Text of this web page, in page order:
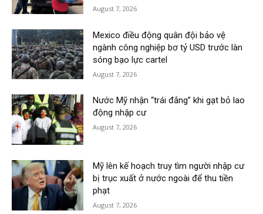
August 7, 2026
Mexico điều động quân đội bảo vệ
ngành công nghiệp bơ tỷ USD trước làn
sóng bạo lực cartel
August 7, 2026
Nước Mỹ nhận “trái đắng” khi gạt bỏ lao
động nhập cư
August 7, 2026
Mỹ lên kế hoạch truy tìm người nhập cư
bị trục xuất ở nước ngoài để thu tiền
phạt
August 7, 2026